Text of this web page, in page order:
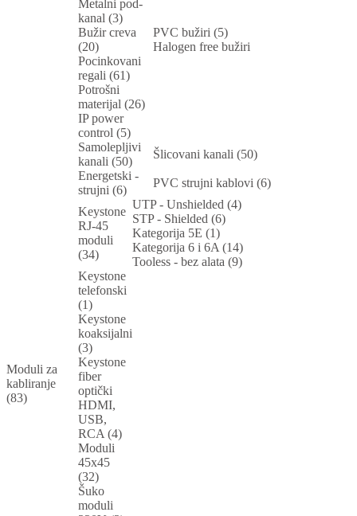
Metalni pod-
kanal (3)
Bužir creva
(20)
PVC bužiri (5)
Halogen free bužiri
Pocinkovani
regali (61)
Potrošni
materijal (26)
IP power
control (5)
Samolepljivi
kanali (50)
Šlicovani kanali (50)
Energetski -
strujni (6)
PVC strujni kablovi (6)
Moduli za
kabliranje
(83)
Keystone
RJ-45
moduli
(34)
UTP - Unshielded (4)
STP - Shielded (6)
Kategorija 5E (1)
Kategorija 6 i 6A (14)
Tooless - bez alata (9)
Keystone
telefonski
(1)
Keystone
koaksijalni
(3)
Keystone
fiber
optički
HDMI,
USB,
RCA (4)
Moduli
45x45
(32)
Šuko
moduli